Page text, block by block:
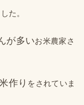
た。
が多いお米農家さ
作り をされていま